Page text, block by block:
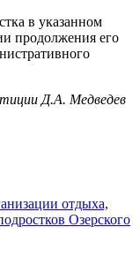
в указанном
продолжения его
Д.А. Медведев
отдыха,
Озерского